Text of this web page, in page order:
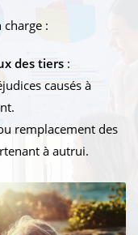
:
des tiers :
causés à
remplacement des
à autrui.